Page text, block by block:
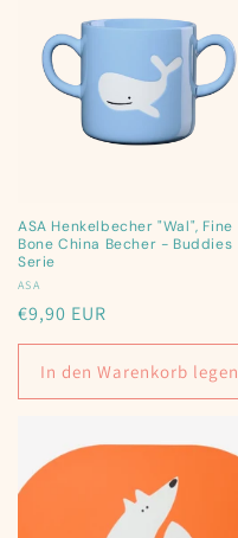
ASA Henkelbecher "Wal", Fine
Bone China Becher - Buddies
Serie
Anbieter:
ASA
Normaler
Preis
€9,90 EUR
In den Warenkorb legen